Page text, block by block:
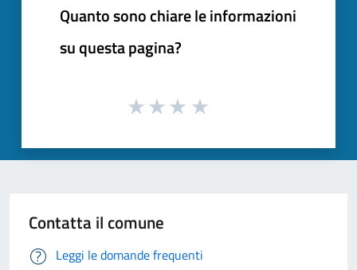
Quanto sono chiare le informazioni
su questa pagina?
Contatta il comune
Leggi le domande frequenti